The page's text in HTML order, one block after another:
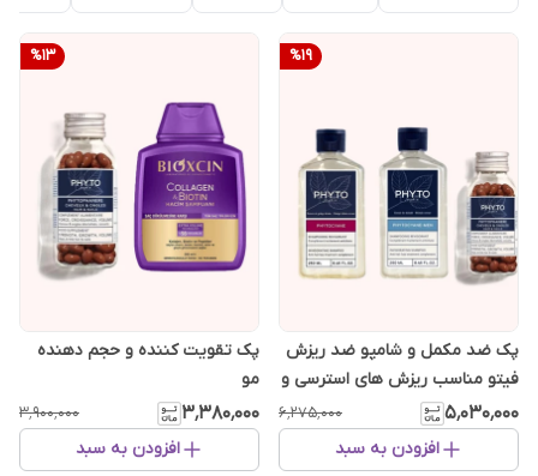
%19
پک ضد مکمل و شامپو ضد ریزش
فیتو مناسب ریزش های استرسی و
تغذیه ای
۵٬۰۳۰٬۰۰۰ ۶٬۲۷۵٬۰۰۰
افزودن به سبد
%13
پک تقویت کننده و حجم دهنده
مو
۳٬۳۸۰٬۰۰۰ ۳٬۹۰۰٬۰۰۰
افزودن به سبد